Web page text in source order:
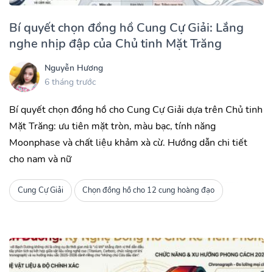
Bí quyết chọn đồng hồ Cung Cự Giải: Lắng
nghe nhịp đập của Chủ tinh Mặt Trăng
Nguyễn Hương
6 tháng trước
Bí quyết chọn đồng hồ cho Cung Cự Giải dựa trên Chủ tinh
Mặt Trăng: ưu tiên mặt tròn, màu bạc, tính năng
Moonphase và chất liệu khảm xà cừ. Hướng dẫn chi tiết
cho nam và nữ
Cung Cự Giải Chọn đồng hồ cho 12 cung hoàng đạo